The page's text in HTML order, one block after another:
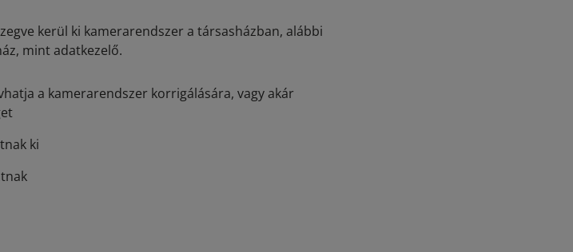
kerül ki kamerarendszer a társasházban, alábbi
mint adatkezelő.
a kamerarendszer korrigálására, vagy akár
ki